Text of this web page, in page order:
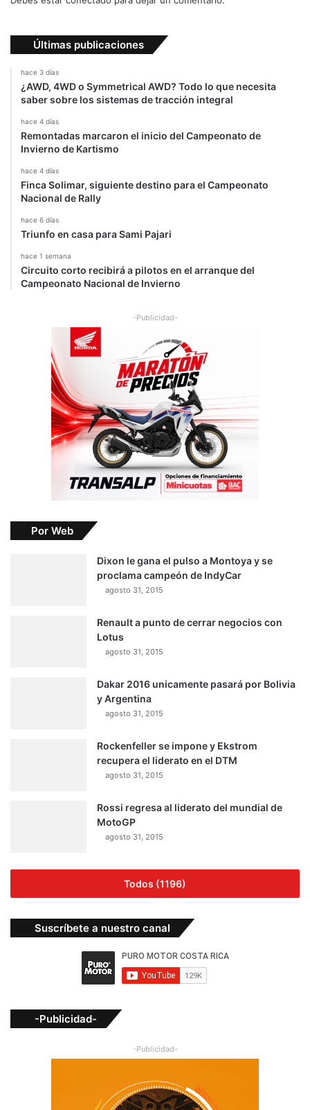
a
r
S
Últimas publicaciones
hace 3 días
¿AWD, 4WD o Symmetrical AWD? Todo lo que necesita
saber sobre los sistemas de tracción integral
hace 4 días
Remontadas marcaron el inicio del Campeonato de
Invierno de Kartismo
hace 4 días
Finca Solimar, siguiente destino para el Campeonato
Nacional de Rally
hace 6 días
Triunfo en casa para Sami Pajari
hace 1 semana
Circuito corto recibirá a pilotos en el arranque del
Campeonato Nacional de Invierno
-Publicidad-
Por Web
Dixon le gana el pulso a Montoya y se
proclama campeón de IndyCar
agosto 31, 2015
Renault a punto de cerrar negocios con
Lotus
agosto 31, 2015
Dakar 2016 unicamente pasará por Bolivia
y Argentina
agosto 31, 2015
Rockenfeller se impone y Ekstrom
recupera el liderato en el DTM
agosto 31, 2015
Rossi regresa al liderato del mundial de
MotoGP
agosto 31, 2015
Todos (1196)
Suscríbete a nuestro canal
-Publicidad-
-Publicidad-